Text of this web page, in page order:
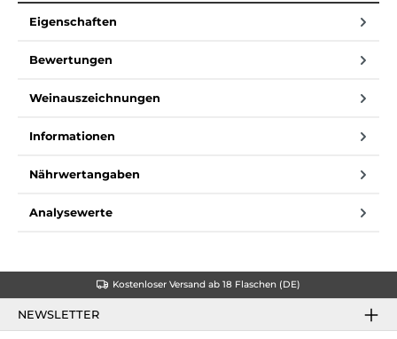
Eigenschaften
Bewertungen
Weinauszeichnungen
Informationen
Nährwertangaben
Analysewerte
Kostenloser Versand ab 18 Flaschen (DE)
NEWSLETTER